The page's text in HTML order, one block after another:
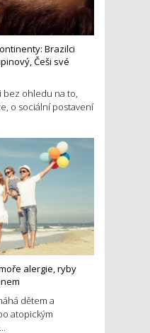
Brazilci
Češi své
bez ohledu na to,
o sociální postavení
alergie, ryby
dětem a
atopickým